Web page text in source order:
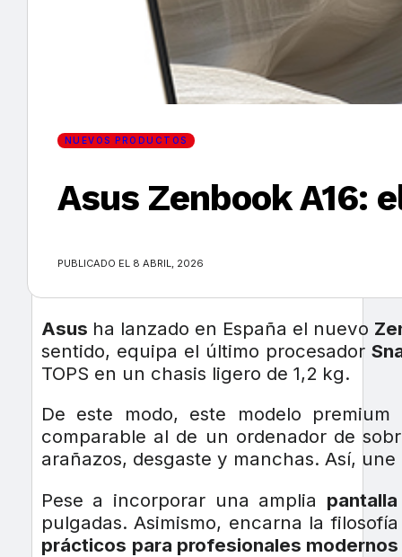
Encuentra tu noticia
NUEVOS PRODUCTOS
Asus Zenbook A16:
PUBLICADO EL 8 ABRIL, 2026
Asus ha lanzado en España el nuevo
sentido, equipa el último procesador
TOPS en un chasis ligero de 1,2 kg.
De este modo, este modelo
comparable al de un ordenador de
arañazos, desgaste y manchas. Así,
Pese a incorporar una amplia
pulgadas. Asimismo, encarna la
prácticos para profesionales